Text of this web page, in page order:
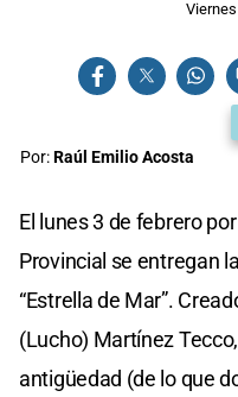
Por:Raúl Emilio Acosta
El lunes 3 de febrero
Provincial se entregan
“Estrella de Mar”.
(Lucho) Martínez
antigüedad (de lo que